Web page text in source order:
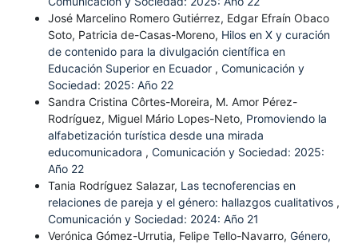
José Marcelino Romero Gutiérrez, Edgar Efraín Obaco
Soto, Patricia de-Casas-Moreno, Hilos en X y curación
de contenido para la divulgación científica en
Educación Superior en Ecuador , Comunicación y
Sociedad: 2025: Año 22
Sandra Cristina Côrtes-Moreira, M. Amor Pérez-
Rodríguez, Miguel Mário Lopes-Neto, Promoviendo la
alfabetización turística desde una mirada
educomunicadora , Comunicación y Sociedad: 2025:
Año 22
Tania Rodríguez Salazar, Las tecnoferencias en
relaciones de pareja y el género: hallazgos cualitativos ,
Comunicación y Sociedad: 2024: Año 21
Verónica Gómez-Urrutia, Felipe Tello-Navarro, Género,